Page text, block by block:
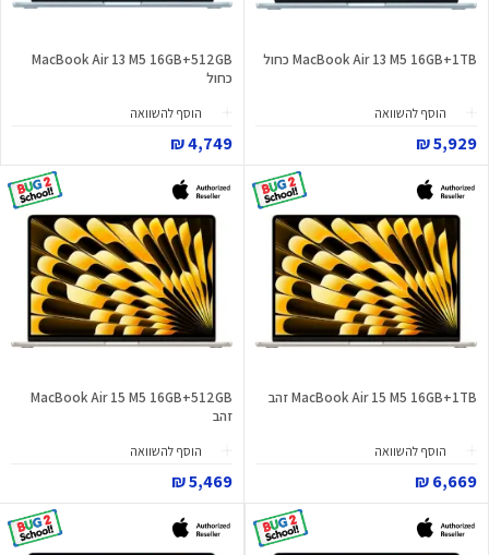
MacBook Air 13 M5 16GB+1TB כחול
הוסף להשוואה
5,929 ₪
MacBook Air 13 M5 16GB+512GB
כחול
הוסף להשוואה
4,749 ₪
MacBook Air 15 M5 16GB+1TB זהב
הוסף להשוואה
6,669 ₪
MacBook Air 15 M5 16GB+512GB
זהב
הוסף להשוואה
5,469 ₪